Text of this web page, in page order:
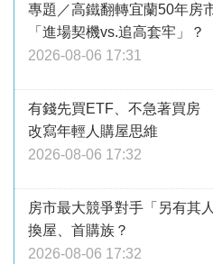
專題／高鐵翻轉宜蘭50年房
「進場契機vs.追高套牢」？
2026-08-06 17:31
有錢先買ETF、不急著買房
改寫年輕人購屋思維
2026-08-06 17:32
房市最大競爭對手「另有其
換屋、首購族？
2026-08-06 17:32